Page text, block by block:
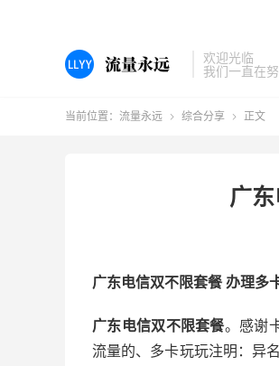
欢迎光临
我们一直在
当前位置： 流量永远  综合分享  正文
广
广东电信双不限套餐 办理多
广东电信双不限套餐。感谢
流量的、多卡玩玩注明：异